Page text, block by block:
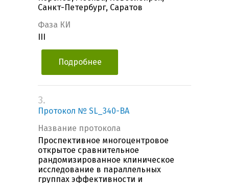
Санкт-Петербург, Саратов
Фаза КИ
Подробнее
3.
Протокол № SL_340-BA
Название протокола
Проспективное многоцентровое
открытое сравнительное
рандомизированное клиническое
исследование в параллельных
группах эффективности и